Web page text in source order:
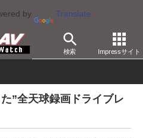
by Translate
検索 Impressサイト
”全天球録画ドライブレ